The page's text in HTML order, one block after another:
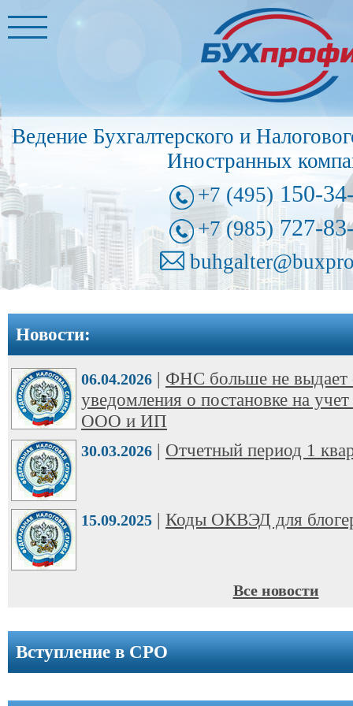
Главная
Иностранные
представительства
➩
Регистрация
➩
Внесение
изменений
в
ООО
➩
Юридические
адреса
Вступление
СРО
Новости
Вопрос-
Ведение Бухгалтерского и
Иностранных
+7 (495) 150-
+7 (985)727-
Новости:
06.04.2026 | ФНС больше не выдает
уведомления о постановке на
ООО и ИП
30.03.2026 | Отчетный период 1
15.09.2025 | Коды ОКВЭД для
Все новости
Вступление в СРО